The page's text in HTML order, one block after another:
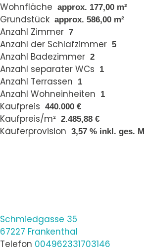
Wohnfläche approx. 177,00 m²
Grundstück approx. 586,00 m²
Anzahl Zimmer 7
Anzahl der Schlafzimmer 5
Anzahl Badezimmer 2
Anzahl separater WCs 1
Anzahl Terrassen 1
Anzahl Wohneinheiten 1
Kaufpreis 440.000 €
Kaufpreis/m² 2.485,88 €
Käuferprovision 3,57 % inkl. ges.
Schmiedgasse 35
67227 Frankenthal
Telefon 004962331703146